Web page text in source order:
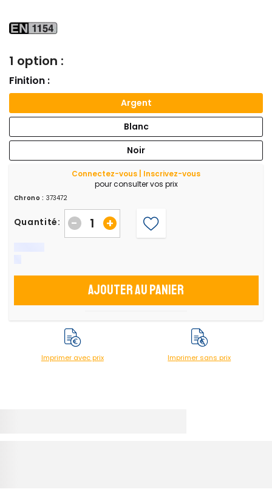
1 option :
Finition :
Argent
Blanc
Noir
Connectez-vous | Inscrivez-vous
pour consulter vos prix
Chrono : 373472
Quantité: +
-
Ajouter au panier
Imprimer avec prix Imprimer sans prix